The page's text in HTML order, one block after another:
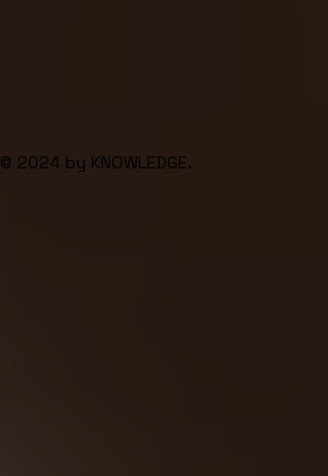
© 2024 by KNOWLEDGE.